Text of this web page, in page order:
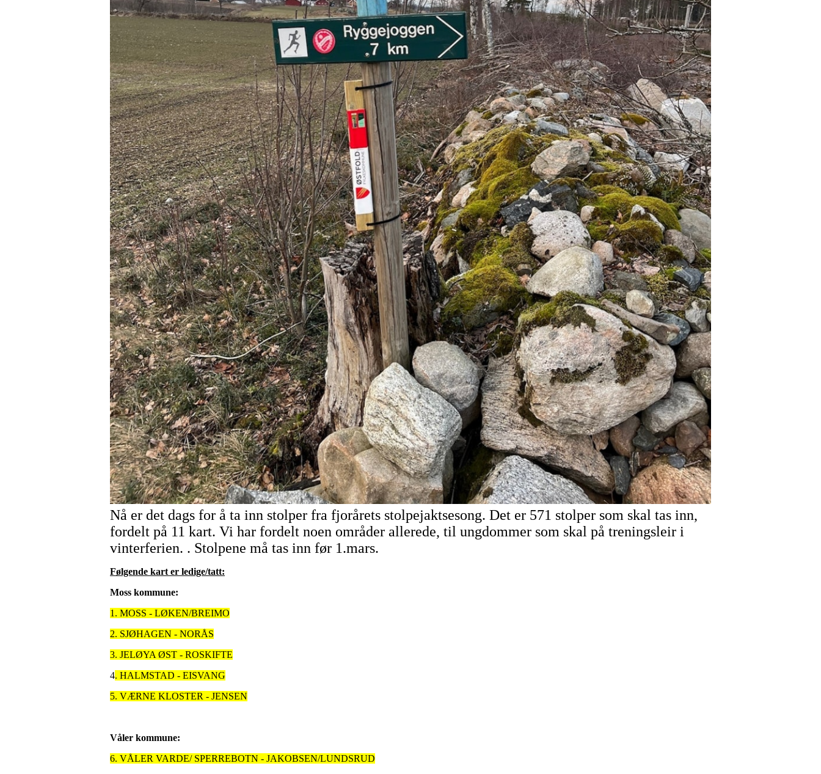
Nå er det dags for å ta inn stolper fra fjorårets stolpejaktsesong. Det er 571 stolper som skal tas inn,
fordelt på 11 kart. Vi har fordelt noen områder allerede, til ungdommer som skal på treningsleir i
vinterferien. . Stolpene må tas inn før 1.mars.
Følgende kart er ledige/tatt:
Moss kommune:
1. MOSS - LØKEN/BREIMO
2. SJØHAGEN - NORÅS
3. JELØYA ØST - ROSKIFTE
4. HALMSTAD - EISVANG
5. VÆRNE KLOSTER - JENSEN
Våler kommune:
6. VÅLER VARDE/ SPERREBOTN - JAKOBSEN/LUNDSRUD